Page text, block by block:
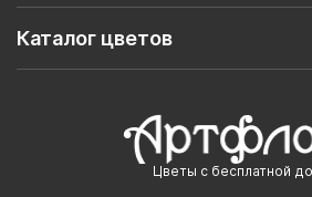
Цветы с бесплатной
Каталог цветов